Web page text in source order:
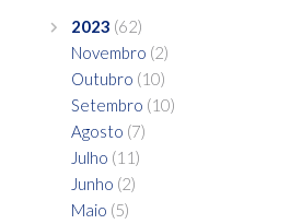
2023 (62)
Novembro (2)
Outubro (10)
Setembro (10)
Agosto (7)
Julho (11)
Junho (2)
Maio (5)